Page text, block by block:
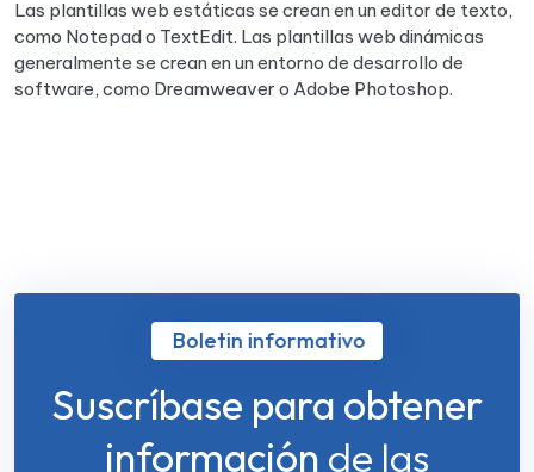
Las plantillas web estáticas se crean en un editor de texto,
como Notepad o TextEdit. Las plantillas web dinámicas
generalmente se crean en un entorno de desarrollo de
software, como Dreamweaver o Adobe Photoshop.
Boletin informativo
Suscríbase para obtener
información de las